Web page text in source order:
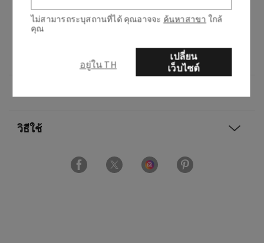
bright delight.
What it does: leaves your skin feeling soft,
body cream—but with hyaluronic acid.
วิธีใช้
ไม่สามารถระบุสถานที่ได้ คุณอาจจะ ค้นหาสาขา ใกล้
คุณ
อยู่ใน TH
เปลี่ยน
เว็บไซต์